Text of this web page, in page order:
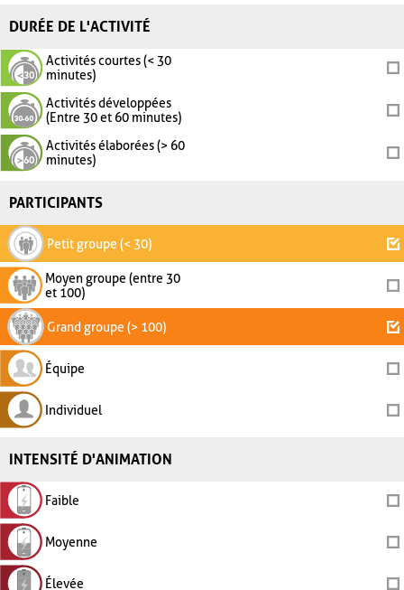
DURÉE DE L'ACTIVITÉ
Activités courtes (< 30
minutes)
Activités développées
(Entre 30 et 60 minutes)
Activités élaborées (> 60
minutes)
PARTICIPANTS
Petit groupe (< 30)
Moyen groupe (entre 30
et 100)
Grand groupe (> 100)
Équipe
Individuel
INTENSITÉ D'ANIMATION
Faible
Moyenne
Élevée